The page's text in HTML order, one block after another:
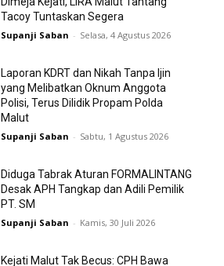
Tacoy Tuntaskan Segera
Supanji Saban - Selasa, 4 Agustus 2026
Laporan KDRT dan Nikah Tanpa Ijin
yang Melibatkan Oknum Anggota
Polisi, Terus Dilidik Propam Polda
Malut
Supanji Saban - Sabtu, 1 Agustus 2026
Diduga Tabrak Aturan FORMALINTANG
Desak APH Tangkap dan Adili Pemilik
PT. SM
Supanji Saban - Kamis, 30 Juli 2026
Kejati Malut Tak Becus: CPH Bawa